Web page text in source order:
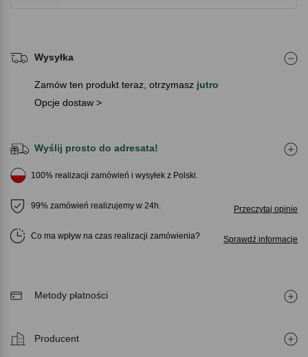
Wysyłka
Zamów ten produkt teraz, otrzymasz jutro
Opcje dostaw >
Wyślij prosto do adresata!
100% realizacji zamówień i wysyłek z Polski.
99% zamówień realizujemy w 24h. Przeczytaj opinie
Co ma wpływ na czas realizacji zamówienia Sprawdź informacje
Metody płatności
Producent